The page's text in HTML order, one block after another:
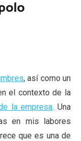
, así como un
el contexto de la
la empresa. Una
en mis labores
que es una de